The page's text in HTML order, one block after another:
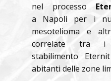
nel processo
a Napoli per i
mesotelioma e
correlate tra i
stabilimento
abitanti delle zone